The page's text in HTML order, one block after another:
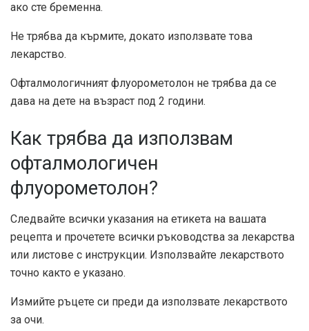
ако сте бременна.
Не трябва да кърмите, докато използвате това
лекарство.
Офталмологичният флуорометолон не трябва да се
дава на дете на възраст под 2 години.
Как трябва да използвам
офталмологичен
флуорометолон?
Следвайте всички указания на етикета на вашата
рецепта и прочетете всички ръководства за лекарства
или листове с инструкции. Използвайте лекарството
точно както е указано.
Измийте ръцете си преди да използвате лекарството
за очи.